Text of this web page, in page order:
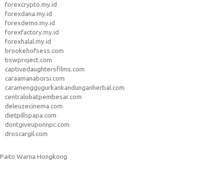
forexcrypto.my.id
forexdana.my.id
forexdemo.my.id
forexfactory.my.id
forexhalal.my.id
brookehofsess.com
bswproject.com
captivedaughtersfilms.com
caraamanaborsi.com
caramenggugurkankandunganherbal.com
centralobatpembesar.com
deleuzecinema.com
dietpillspapa.com
dontgiveuponnpc.com
droscargil.com
Paito Warna Hongkong